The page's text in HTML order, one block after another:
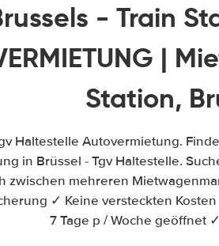
- Train
|
Station,
Haltestelle Autovermietung.
in Brüssel - Tgv Haltestelle.
zwischen mehreren
✓ Keine versteckten
7 Tage p / Woche geöffnet